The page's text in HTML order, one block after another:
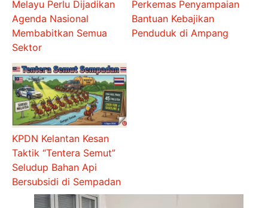
Melayu Perlu Dijadikan
Agenda Nasional
Membabitkan Semua
Sektor
Perkemas Penyampaian
Bantuan Kebajikan
Penduduk di Ampang
KPDN Kelantan Kesan
Taktik “Tentera Semut”
Seludup Bahan Api
Bersubsidi di Sempadan